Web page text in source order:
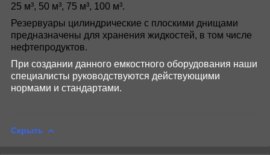
25 м³, 50 м³, 75 м³, 100 м³.
Резервуары цилиндрические с плоскими днищами
предназначены для хранения жидкостей, в том числе
нефтепродуктов.
При создании данного емкостного оборудования наши
специалисты руководствуются действующими
нормами и стандартами.
Скрыть